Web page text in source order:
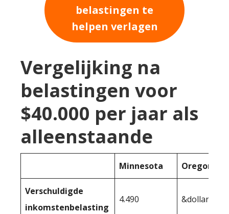
belastingen te
helpen verlagen
Vergelijking na
belastingen voor
$40.000 per jaar als
alleenstaande
Minnesota Oregon
Verschuldigde
inkomstenbelasting
4.490